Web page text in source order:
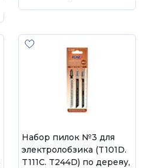
Набор пилок №3 для
электролобзика (T101D.
T111C. T244D) по дереву,